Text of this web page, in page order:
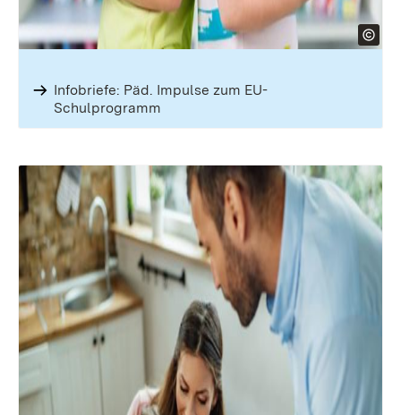
Infobriefe: Päd. Impulse zum EU-
Schulprogramm